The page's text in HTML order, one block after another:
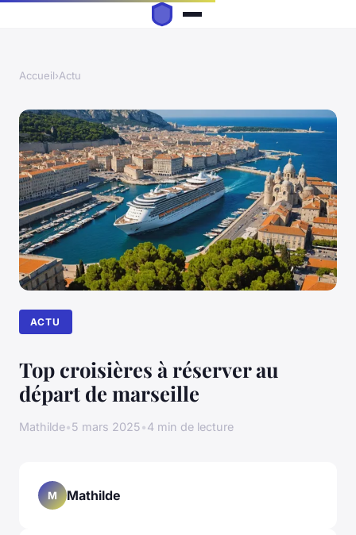
Accueil›Actu
ACTU
Top croisières à réserver au
départ de marseille
Mathilde•5 mars 2025•4 min de lecture
M Mathilde